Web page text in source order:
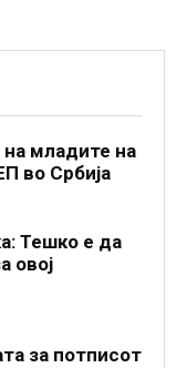
младите на
во Србија
Тешко е да
овој
за потписот